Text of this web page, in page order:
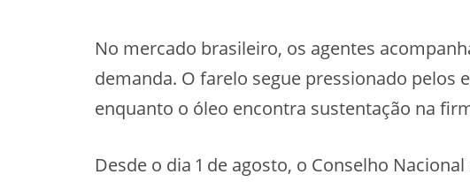
No mercado brasileiro, os agentes
demanda. O farelo segue pressionado pelos
enquanto o óleo encontra sustentação na
Desde o dia 1 de agosto, o Conselho